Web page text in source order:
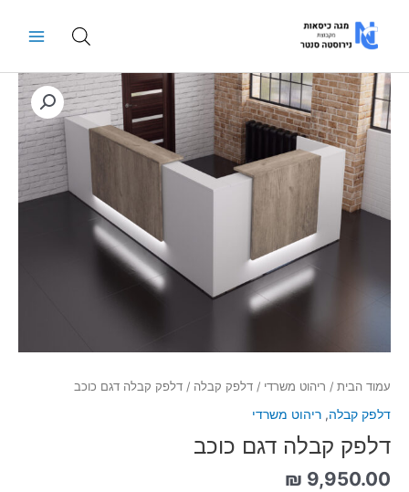
Menu
עמוד הבית / ריהוט משרדי / דלפק קבלה / דלפק קבלה דגם כוכב
דלפק קבלה, ריהוט משרדי
דלפק קבלה דגם כוכב
₪ 9,950.00
כמות
של
דלפק
קבלה